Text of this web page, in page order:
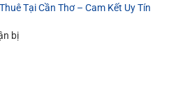
Tại Cần Thơ – Cam Kết Uy Tín
bị